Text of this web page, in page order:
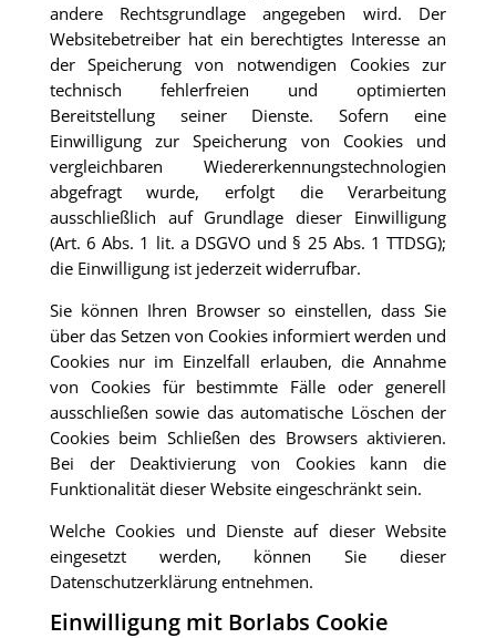
andere Rechtsgrundlage angegeben wird. Der
Websitebetreiber hat ein berechtigtes Interesse an
der Speicherung von notwendigen Cookies zur
technisch fehlerfreien und optimierten
Bereitstellung seiner Dienste. Sofern eine
Einwilligung zur Speicherung von Cookies und
vergleichbaren Wiedererkennungstechnologien
abgefragt wurde, erfolgt die Verarbeitung
ausschließlich auf Grundlage dieser Einwilligung
(Art. 6 Abs. 1 lit. a DSGVO und § 25 Abs. 1 TTDSG);
die Einwilligung ist jederzeit widerrufbar.
Sie können Ihren Browser so einstellen, dass Sie
über das Setzen von Cookies informiert werden und
Cookies nur im Einzelfall erlauben, die Annahme
von Cookies für bestimmte Fälle oder generell
ausschließen sowie das automatische Löschen der
Cookies beim Schließen des Browsers aktivieren.
Bei der Deaktivierung von Cookies kann die
Funktionalität dieser Website eingeschränkt sein.
Welche Cookies und Dienste auf dieser Website
eingesetzt werden, können Sie dieser
Datenschutzerklärung entnehmen.
Einwilligung mit Borlabs Cookie